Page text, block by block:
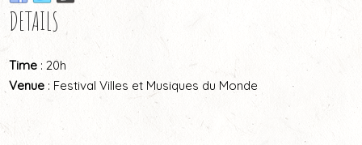
DETAILS
Time : 20h
Venue : Festival Villes et Musiques du Monde